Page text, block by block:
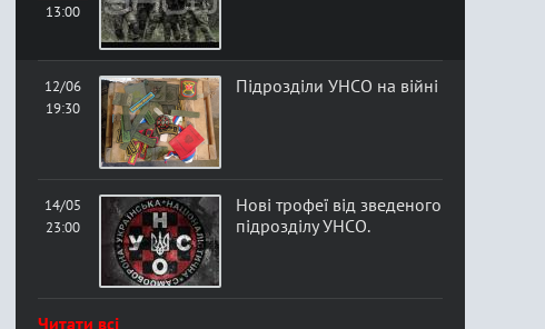
13:00
12/06
19:30
Підрозділи УНСО на війні
14/05
23:00
Нові трофеї від зведеного
підрозділу УНСО.
Читати всі